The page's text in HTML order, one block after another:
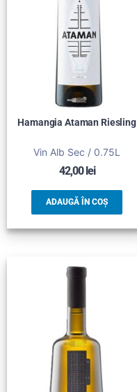
Hamangia Ataman Riesling
Vin Alb Sec / 0.75L
42,00 lei
ADAUGĂ ÎN COȘ